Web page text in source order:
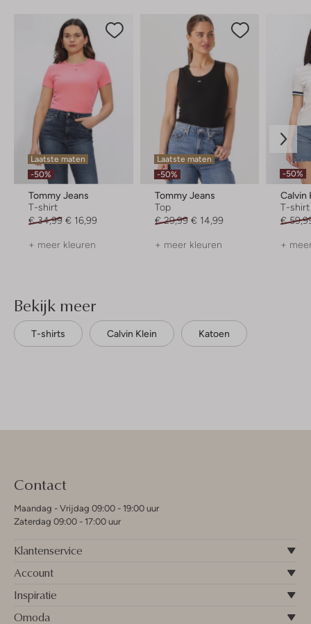
Laatste maten
-50%
Tommy Jeans
T-shirt
€ 34,99 € 16,99
+ meer kleuren
Laatste maten
-50%
Tommy Jeans
Top
€ 29,99 € 14,99
+ meer kleuren
-50%
Calvin
T-shirt
€
+
Bekijk meer
T-shirts Calvin Klein Katoen
Contact
Maandag - Vrijdag 09:00 - 19:00 uur
Zaterdag 09:00 - 17:00 uur
Klantenservice
Account
Inspiratie
Omoda